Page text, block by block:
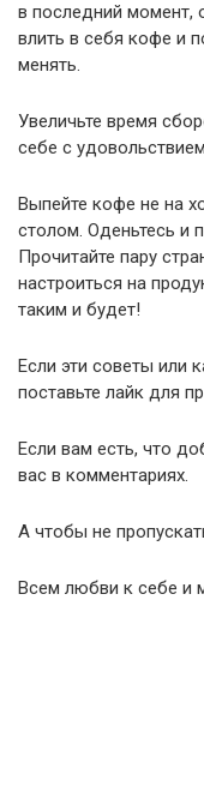
в последний момент,
влить в себя кофе и
менять.
Увеличьте время
себе с
Выпейте кофе не на
столом. Оденьтесь и
Прочитайте пару
настроиться на
таким и будет!
Если эти советы или
поставьте лайк для
Если вам есть, что
вас в комментариях.
А чтобы не
Всем любви к себе и